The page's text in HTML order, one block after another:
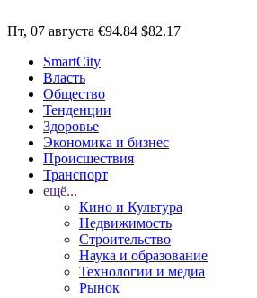
Пт, 07 августа €94.84 $82.17
SmartCity
Власть
Общество
Тенденции
Здоровье
Экономика и бизнес
Происшествия
Транспорт
ещё...
Кино и Культура
Недвижимость
Строительство
Наука и образование
Технологии и медиа
Рынок